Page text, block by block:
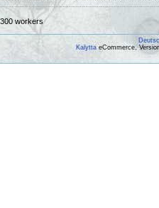
workers
Kalytta eCommerce,